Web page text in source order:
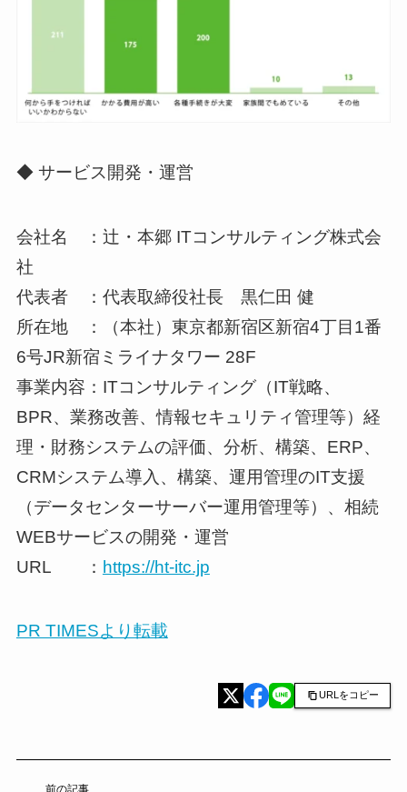
◆ サービス開発・運営
会社名 ：辻・本郷 ITコンサルティング株式会
社
代表者 ：代表取締役社長 黒仁田 健
所在地 ：（本社）東京都新宿区新宿4丁目1番
6号JR新宿ミライナタワー 28F
事業内容：ITコンサルティング（IT戦略、
BPR、業務改善、情報セキュリティ管理等）経
理・財務システムの評価、分析、構築、ERP、
CRMシステム導入、構築、運用管理のIT支援
（データセンターサーバー運用管理等）、相続
WEBサービスの開発・運営
URL ： https://ht-itc.jp
PR TIMESより転載
URLをコピー
前の記事